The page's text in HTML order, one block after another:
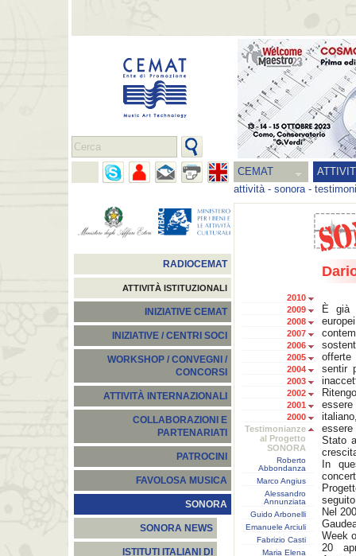
CEMAT
attività- sonora-
RADIOCEMAT
ATTIVITÀ ISTITUZIONALI
INIZIATIVE CEMAT
INIZIATIVE / CENTRI SOCI
WORKSHOP / CONVEGNI /
CONCORSI
ATTIVITÀ INTERNAZIONALI
COLLABORAZIONI E
PARTENARIATI
PATROCINI
FAVOLOSA MUSICA
SONORA
SONORA NEWS
ISTITUTI ITALIANI DI
2010
2009
2008
2007
2006
2005
2004
2003
2002
2001
2000
Testimonianze
al Progetto
SONORA
Roberto
Abbondanza
Marco Angius
Alessandro
Annunziata
Guido Arbonelli
Emanuele Arciuli
Fabrizio Casti
Maria Elena
È già
offerte
sentir
essere
Stato
In
Nel
Week
20